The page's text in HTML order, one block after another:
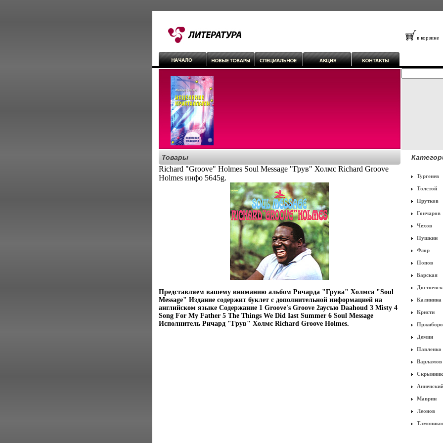
в корзине
Товары
Richard "Groove" Holmes Soul Message "Грув" Холмс Richard Groove
Holmes инфо 5645g.
Представляем вашему вниманию альбом Ричарда "Грува" Холмса "Soul
Message" Издание содержит буклет с дополнительной информацией на
английском языке Содержание 1 Groove's Groove 2аусъю Daahoud 3 Misty 4
Song For My Father 5 The Things We Did Iast Summer 6 Soul Message
Исполнитель Ричард "Грув" Холмс Richard Groove Holmes.
Тургенев
Толстой
Прутков
Гончаров
Чехов
Пушкин
Флор
Попов
Барская
Калинина
Кристи
Демин
Павленко
Варламов
Анненский
Маврин
Леонов